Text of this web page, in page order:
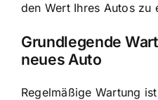
den Wert Ihres Autos zu
Grundlegende
neues Auto
Regelmäßige Wartung